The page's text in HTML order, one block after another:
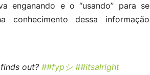
enganando e o “usando” para se
conhecimento dessa informação
out? ##fypシ ##itsalright